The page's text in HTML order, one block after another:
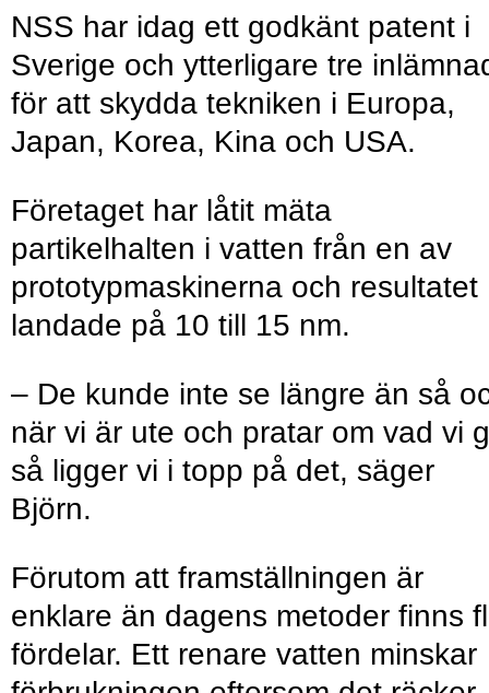
NSS har idag ett godkänt patent i
Sverige och ytterligare tre
för att skydda tekniken i Europa,
Japan, Korea, Kina och USA.
Företaget har låtit mäta
partikelhalten i vatten från en av
prototypmaskinerna och resultatet
landade på 10 till 15 nm.
– De kunde inte se längre än så
när vi är ute och pratar om vad vi
så ligger vi i topp på det, säger
Björn.
Förutom att framställningen är
enklare än dagens metoder finns
fördelar. Ett renare vatten minskar